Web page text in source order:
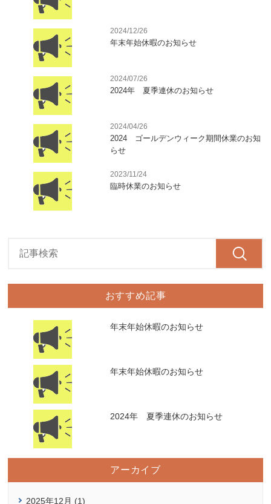
2024/12/26
年末年始休暇のお知らせ
2024/07/26
2024年 夏季連休のお知らせ
2024/04/26
2024 ゴールデンウィーク期間休業のお知
らせ
2023/11/24
臨時休業のお知らせ
おすすめ記事
年末年始休暇のお知らせ
年末年始休暇のお知らせ
2024年 夏季連休のお知らせ
アーカイブ
2025年12月 (1)